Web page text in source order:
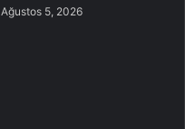
Ağustos 5, 2026